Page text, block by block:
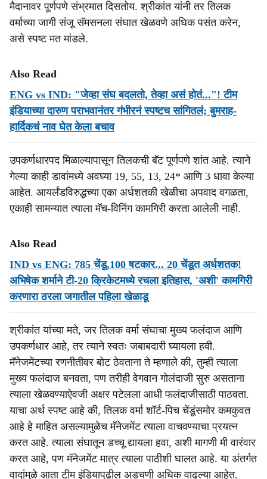
मैदानावर पूर्णपणे संभ्रमात दिसतोय. श्रीकांत यांनी तर तिलक
वर्माच्या जागी संजू सॅमसनला संघात खेळवणे अधिक पसंत करेन,
असे स्पष्ट मत मांडले.
Also Read
ENG vs IND: "जेव्हा संघ बदलतो, तेव्हा असं होतं..."! टीम
इंडियाच्या दारुण पराभवानंतर गंभीरनं स्पष्टच सांगितलं; बुमराह-
हार्दिकचं नाव घेत केला बचाव
उपकर्णधारपद मिळाल्यापासून तिलकची बॅट पूर्णपणे शांत आहे. त्याने
गेल्या काही डावांमध्ये अवघ्या 19, 55, 13, 24* आणि 3 धावा केल्या
आहेत. आयर्लंडविरुद्धच्या एका अर्धशतकी खेळीचा अपवाद वगळता,
एकाही सामन्यात त्याला मॅच-विनिंग कामगिरी करता आलेली नाही.
Also Read
IND vs ENG: 785 चेंडू,100 षटकार... 20 चेंडूत अर्धशतक!
अभिषेक शर्माने टी-20 क्रिकेटमध्ये रचला इतिहास, 'अशी' कामगिरी
करणारा ठरला जगातील पहिला खेळाडू
श्रीकांत यांच्या मते, जर तिलक वर्मा संघाचा मुख्य फलंदाज आणि
उपकर्णधार आहे, तर त्याने स्वतः जबाबदारी घ्यायला हवी.
मॅनेजमेंटच्या रणनीतीवर बोट ठेवताना ते म्हणाले की, तुम्ही त्याला
मुख्य फलंदाज बनवता, पण तरीही वेगवान गोलंदाजी सुरु असताना
त्याला खेळवण्याऐवजी अक्षर पटेलला आधी फलंदाजीसाठी पाठवता.
याचा अर्थ स्पष्ट आहे की, तिलक वर्मा शॉर्ट-पिच चेंडूंसमोर कमकुवत
आहे हे माहित असल्यामुळेच मॅनेजमेंट त्याला वाचवण्याचा प्रयत्न
करत आहे. त्याला संघातून डच्चू द्यायला हवा, अशी मागणी मी वारंवार
करत आहे, पण मॅनेजमेंट मात्र त्याला पाठीशी घालत आहे. या अंतर्गत
वादांमुळे आता टीम इंडियापुढील अडचणी अधिक वाढल्या आहेत.